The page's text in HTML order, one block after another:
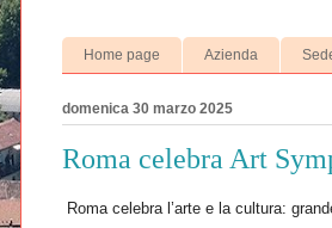
Home page Azienda
domenica 30 marzo 2025
Roma celebra Art
Roma celebra l’arte e la cultura: